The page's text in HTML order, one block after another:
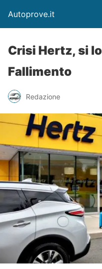
Autoprove.it
Crisi Hertz, si
Fallimento
Redazione